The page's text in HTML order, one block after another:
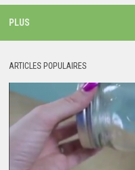
PLUS
ARTICLES POPULAIRES